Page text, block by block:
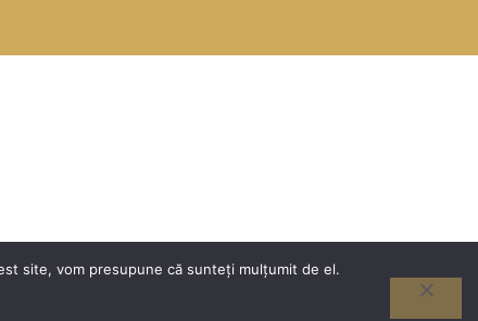
site, vom presupune că sunteți mulțumit de el.